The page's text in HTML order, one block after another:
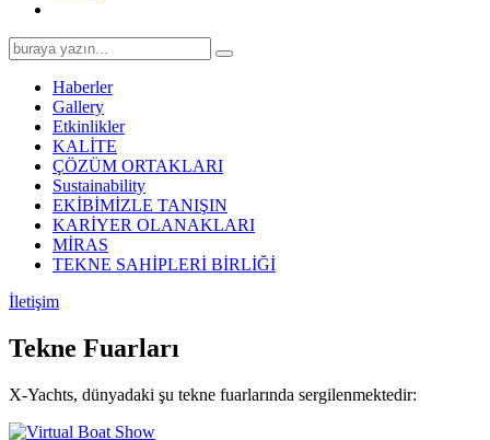
Search
for:
Haberler
Gallery
Etkinlikler
KALİTE
ÇÖZÜM ORTAKLARI
Sustainability
EKİBİMİZLE TANIŞIN
KARİYER OLANAKLARI
MİRAS
TEKNE SAHİPLERİ BİRLİĞİ
İletişim
Tekne Fuarları
X-Yachts, dünyadaki şu tekne fuarlarında sergilenmektedir: